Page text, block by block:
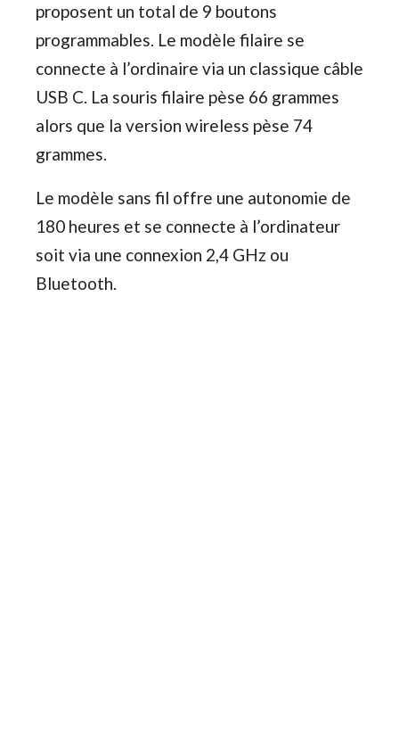
proposent un total de 9 boutons
programmables. Le modèle filaire se
connecte à l’ordinaire via un classique câble
USB C. La souris filaire pèse 66 grammes
alors que la version wireless pèse 74
grammes.
Le modèle sans fil offre une autonomie de
180 heures et se connecte à l’ordinateur
soit via une connexion 2,4 GHz ou
Bluetooth.